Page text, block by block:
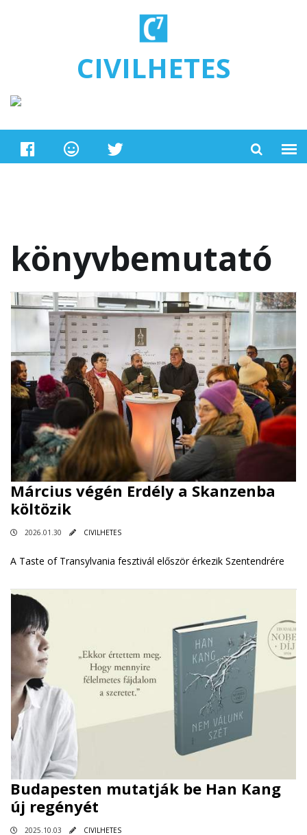
CIVILHETES
könyvbemutató
Március végén Erdély a Skanzenba
költözik
2026.01.30 CIVILHETES
A Taste of Transylvania fesztivál először érkezik Szentendrére
Budapesten mutatják be Han Kang
új regényét
2025.10.03 CIVILHETES